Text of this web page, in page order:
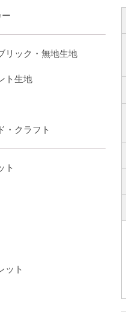
リック・無地生地
ト生地
・クラフト
ト
ット